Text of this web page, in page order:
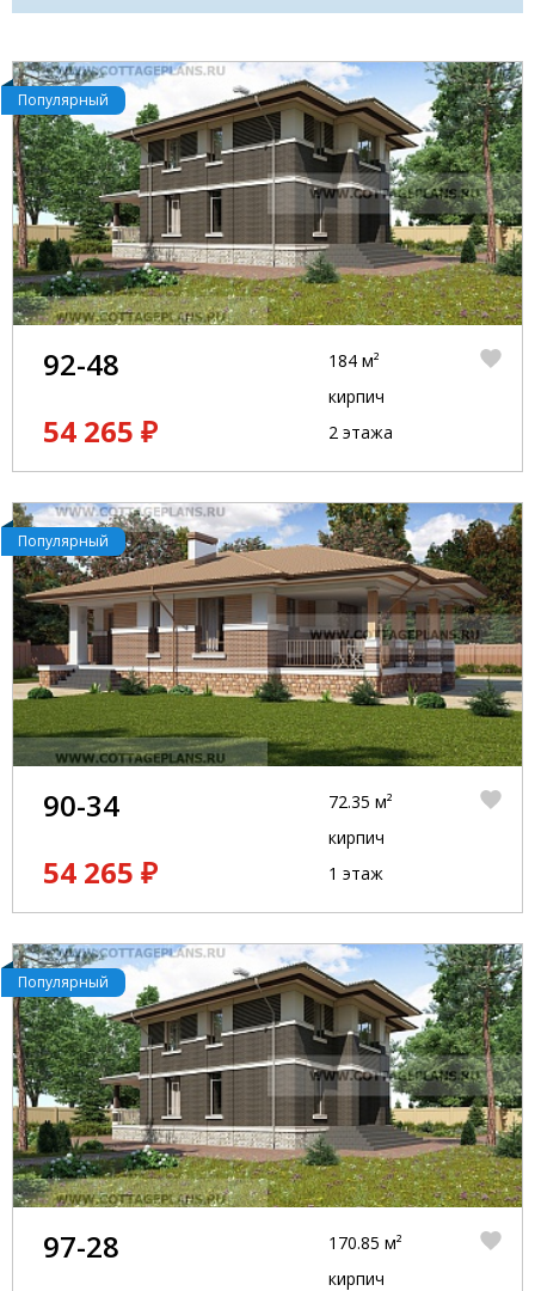
Популярный
92-48
54 265 ₽
184 м²
кирпич
2 этажа
Популярный
90-34
54 265 ₽
72.35 м²
кирпич
1 этаж
Популярный
97-28
170.85 м²
кирпич